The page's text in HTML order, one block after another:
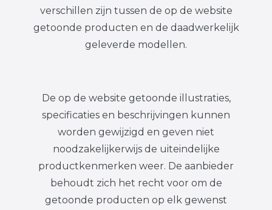
verschillen zijn tussen de op de website
getoonde producten en de daadwerkelijk
geleverde modellen.
De op de website getoonde illustraties,
specificaties en beschrijvingen kunnen
worden gewijzigd en geven niet
noodzakelijkerwijs de uiteindelijke
productkenmerken weer. De aanbieder
behoudt zich het recht voor om de
getoonde producten op elk gewenst